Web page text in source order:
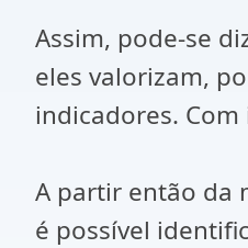
Assim, pode-se
eles valorizam,
indicadores.
A partir então da
é possível